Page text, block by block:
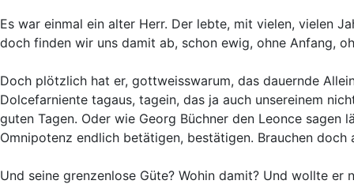
Es war einmal ein alter Herr. Der lebte, mit vielen, vielen
doch finden wir uns damit ab, schon ewig, ohne Anfang,
Doch plötzlich hat er, gottweisswarum, das dauernde
Dolcefarniente tagaus, tagein, das ja auch unsereinem
guten Tagen. Oder wie Georg Büchner den Leonce sagen
Omnipotenz endlich betätigen, bestätigen. Brauchen
Und seine grenzenlose Güte? Wohin damit? Und wollte